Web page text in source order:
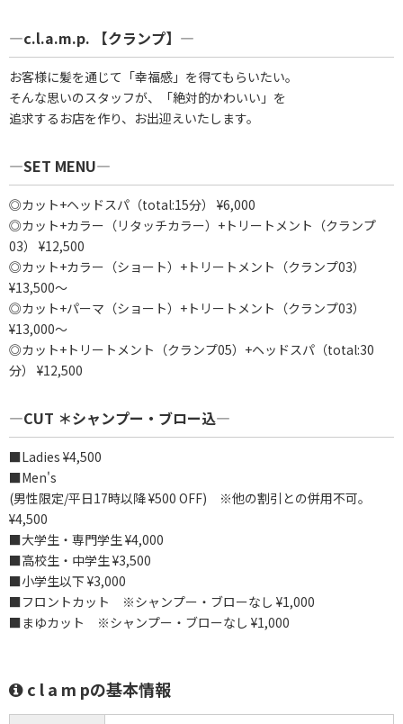
―c.l.a.m.p. 【クランプ】―
お客様に髪を通じて「幸福感」を得てもらいたい。
そんな思いのスタッフが、「絶対的かわいい」を
追求するお店を作り、お出迎えいたします。
―SET MENU―
◎カット+ヘッドスパ（total:15分） ¥6,000
◎カット+カラー（リタッチカラー）+トリートメント（クランプ
03） ¥12,500
◎カット+カラー（ショート）+トリートメント（クランプ03）
¥13,500～
◎カット+パーマ（ショート）+トリートメント（クランプ03）
¥13,000～
◎カット+トリートメント（クランプ05）+ヘッドスパ（total:30
分） ¥12,500
―CUT ＊シャンプー・ブロー込―
■Ladies ¥4,500
■Men's
(男性限定/平日17時以降 ¥500 OFF) ※他の割引との併用不可。
¥4,500
■大学生・専門学生 ¥4,000
■高校生・中学生 ¥3,500
■小学生以下 ¥3,000
■フロントカット ※シャンプー・ブローなし ¥1,000
■まゆカット ※シャンプー・ブローなし ¥1,000
c l a m pの基本情報